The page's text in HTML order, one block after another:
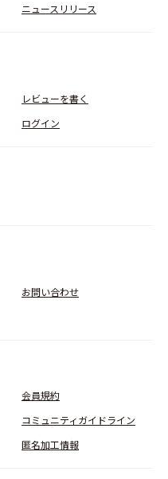
ニュースリリース
レビューを書く
ログイン
お問い合わせ
会員規約
コミュニティガイドライン
匿名加工情報